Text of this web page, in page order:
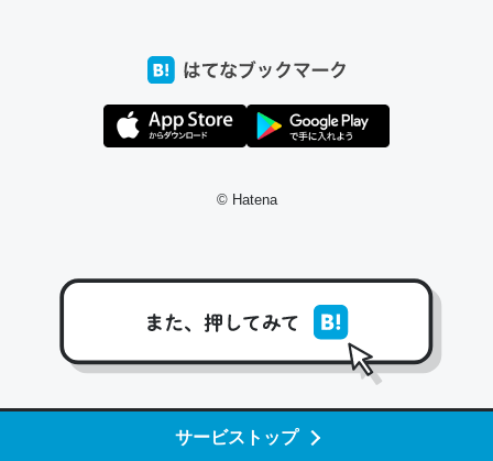
サービストップ
これ作ろう。/早速夕食に作った！本当にスナップえんどう
ットペッパーグルメ
けど、読み方が違うだけで同じものを指すのか、また違う
© Hatena